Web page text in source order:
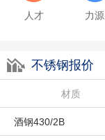
人才 力源
不锈钢报价
材质
宏旺201/2B
酒钢304/2B
酒钢430/2B
东特304/No.1